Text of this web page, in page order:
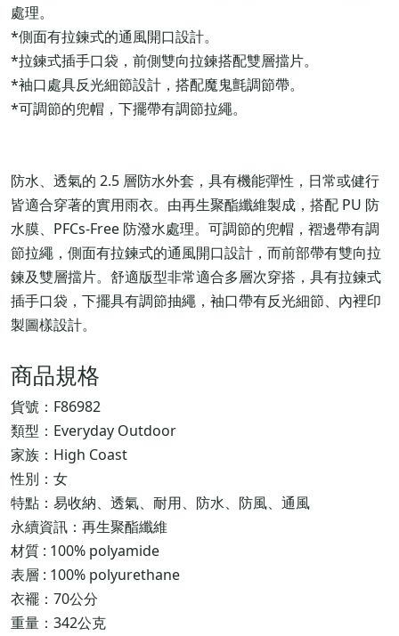
處理。
*側面有拉鍊式的通風開口設計。
*拉鍊式插手口袋，前側雙向拉鍊搭配雙層擋片。
*袖口處具反光細節設計，搭配魔鬼氈調節帶。
*可調節的兜帽，下擺帶有調節拉繩。
防水、透氣的 2.5 層防水外套，具有機能彈性，日常或健行
皆適合穿著的實用雨衣。由再生聚酯纖維製成，搭配 PU 防
水膜、PFCs-Free 防潑水處理。可調節的兜帽，褶邊帶有調
節拉繩，側面有拉鍊式的通風開口設計，而前部帶有雙向拉
鍊及雙層擋片。舒適版型非常適合多層次穿搭，具有拉鍊式
插手口袋，下擺具有調節抽繩，袖口帶有反光細節、內裡印
製圖樣設計。
商品規格
貨號：F86982
類型：Everyday Outdoor
家族：High Coast
性別：女
特點：易收納、透氣、耐用、防水、防風、通風
永續資訊：再生聚酯纖維
材質 : 100% polyamide
表層 : 100% polyurethane
衣襬：70公分
重量：342公克